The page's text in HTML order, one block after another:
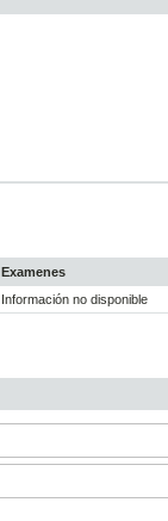
Examenes
Información no disponible